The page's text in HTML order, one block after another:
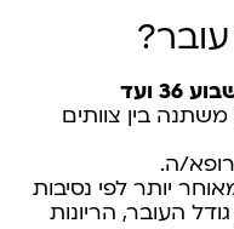
שבוע 36 ועד
בין צוותים
ה.
יותר לפי נסיבות
העובר, הריונות